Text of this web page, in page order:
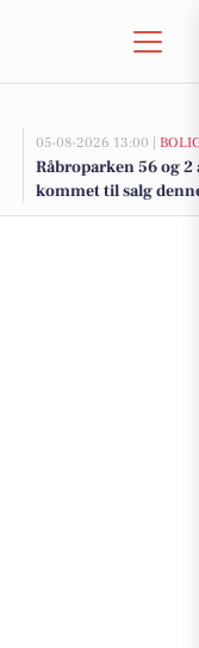
05-08-2026 13:00 |
Råbroparken 56 og
kommet til salg
boligerne her.